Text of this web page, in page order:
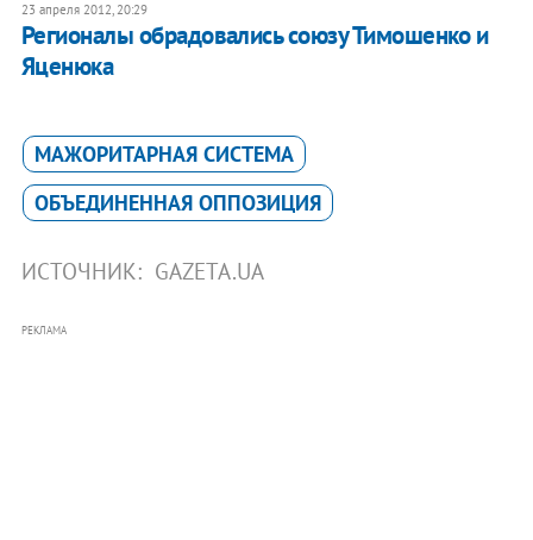
23 апреля 2012, 20:29
Регионалы обрадовались союзу Тимошенко и
Яценюка
МАЖОРИТАРНАЯ СИСТЕМА
ОБЪЕДИНЕННАЯ ОППОЗИЦИЯ
ИСТОЧНИК: GAZETA.UA
РЕКЛАМА